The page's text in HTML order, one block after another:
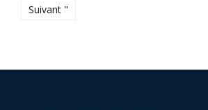
Suivant "